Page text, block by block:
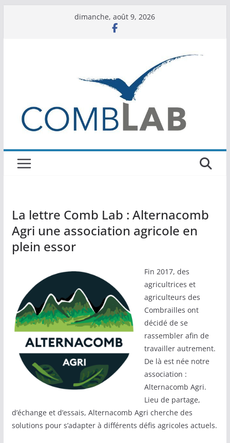
dimanche, août 9, 2026
La lettre Comb Lab : Alternacomb
Agri une association agricole en
plein essor
Fin 2017, des
agricultrices et
agriculteurs des
Combrailles ont
décidé de se
rassembler afin de
travailler autrement.
De là est née notre
association :
Alternacomb Agri.
Lieu de partage,
d’échange et d’essais, Alternacomb Agri cherche des
solutions pour s’adapter à différents défis agricoles actuels.